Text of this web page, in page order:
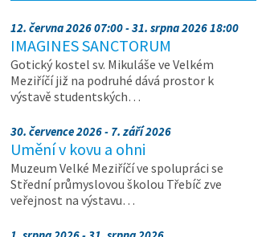
12. června 2026 07:00 - 31. srpna 2026 18:00
IMAGINES SANCTORUM
Gotický kostel sv. Mikuláše ve Velkém
Meziříčí již na podruhé dává prostor k
výstavě studentských…
30. července 2026 - 7. září 2026
Umění v kovu a ohni
Muzeum Velké Meziříčí ve spolupráci se
Střední průmyslovou školou Třebíč zve
veřejnost na výstavu…